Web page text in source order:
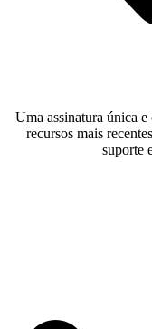
Uma assinatura única e
recursos mais
suporte